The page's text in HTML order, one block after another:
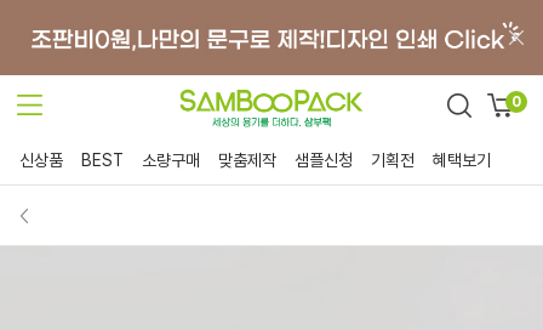
0
신상품 BEST 소량구매 맞춤제작 샘플신청 기획전 혜택보기